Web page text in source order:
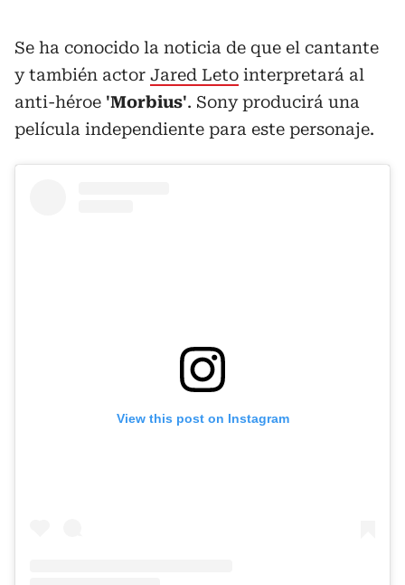
Se ha conocido la noticia de que el cantante
y también actor Jared Leto interpretará al
anti-héroe 'Morbius'. Sony producirá una
película independiente para este personaje.
View this post on Instagram